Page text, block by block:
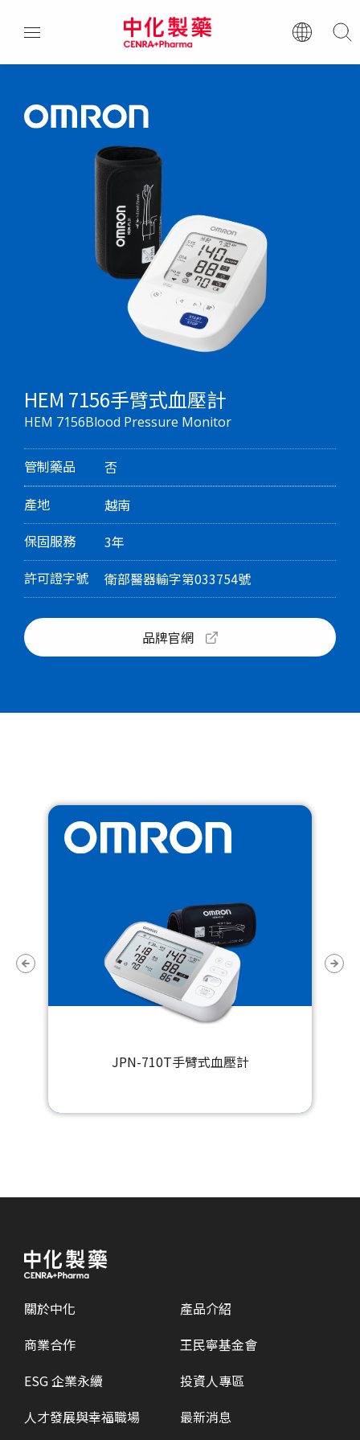
HEM 7156手臂式血壓計
HEM 7156Blood Pressure Monitor
管制藥品
否
產地
越南
保固服務
3年
許可證字號
衛部醫器輸字第033754號
品牌官網
JPN-710T手臂式血壓計
關於中化
產品介紹
商業合作
王民寧基金會
ESG 企業永續
投資人專區
人才發展與幸福職場
最新消息